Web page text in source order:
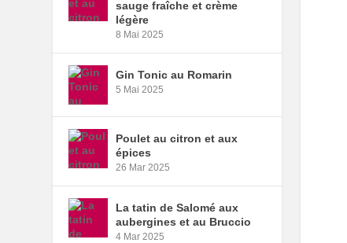
sauge fraîche et crème
légère
8 Mai 2025
Gin Tonic au Romarin
5 Mai 2025
Poulet au citron et aux
épices
26 Mar 2025
La tatin de Salomé aux
aubergines et au Bruccio
4 Mar 2025